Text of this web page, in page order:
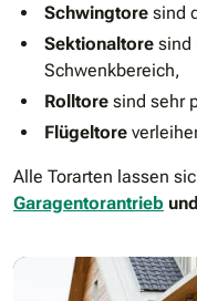
Schwingtore sind
Sektionaltore sind
Schwenkbereich,
Rolltore sind sehr
Flügeltore
Alle Torarten lassen
Garagentorantrieb